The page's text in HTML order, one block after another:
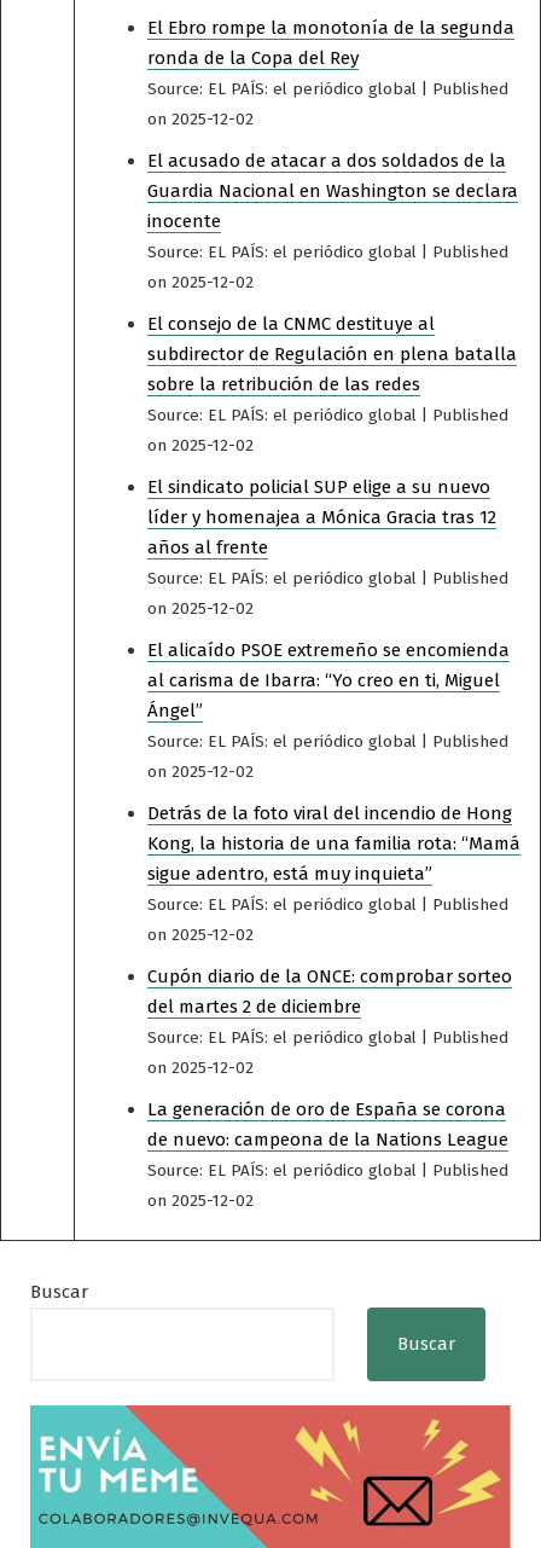
El Ebro rompe la monotonía de la segunda
ronda de la Copa del Rey
Source: EL PAÍS: el periódico global
Published
on 2025-12-02
El acusado de atacar a dos soldados de la
Guardia Nacional en Washington se declara
inocente
Source: EL PAÍS: el periódico global
Published
on 2025-12-02
El consejo de la CNMC destituye al
subdirector de Regulación en plena batalla
sobre la retribución de las redes
Source: EL PAÍS: el periódico global
Published
on 2025-12-02
El sindicato policial SUP elige a su nuevo
líder y homenajea a Mónica Gracia tras 12
años al frente
Source: EL PAÍS: el periódico global
Published
on 2025-12-02
El alicaído PSOE extremeño se encomienda
al carisma de Ibarra: “Yo creo en ti, Miguel
Ángel”
Source: EL PAÍS: el periódico global
Published
on 2025-12-02
Detrás de la foto viral del incendio de Hong
Kong, la historia de una familia rota: “Mamá
sigue adentro, está muy inquieta”
Source: EL PAÍS: el periódico global
Published
on 2025-12-02
Cupón diario de la ONCE: comprobar sorteo
del martes 2 de diciembre
Source: EL PAÍS: el periódico global
Published
on 2025-12-02
La generación de oro de España se corona
de nuevo: campeona de la Nations League
Source: EL PAÍS: el periódico global
Published
on 2025-12-02
Buscar
Buscar